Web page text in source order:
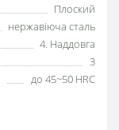
Плоский
нержавіюча сталь
4. Наддовга
3
до 45~50 HRC